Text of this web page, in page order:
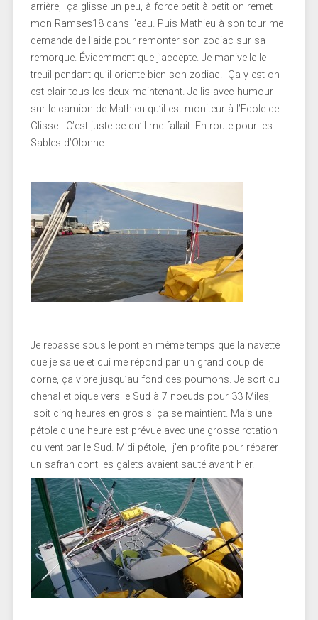
arrière, ça glisse un peu, à force petit à petit on remet
mon Ramses18 dans l’eau. Puis Mathieu à son tour me
demande de l’aide pour remonter son zodiac sur sa
remorque. Évidemment que j’accepte. Je manivelle le
treuil pendant qu’il oriente bien son zodiac. Ça y est on
est clair tous les deux maintenant. Je lis avec humour
sur le camion de Mathieu qu’il est moniteur à l’Ecole de
Glisse. C’est juste ce qu’il me fallait. En route pour les
Sables d’Olonne.
Je repasse sous le pont en même temps que la navette
que je salue et qui me répond par un grand coup de
corne, ça vibre jusqu’au fond des poumons. Je sort du
chenal et pique vers le Sud à 7 noeuds pour 33 Miles,
soit cinq heures en gros si ça se maintient. Mais une
pétole d’une heure est prévue avec une grosse rotation
du vent par le Sud. Midi pétole, j’en profite pour réparer
un safran dont les galets avaient sauté avant hier.